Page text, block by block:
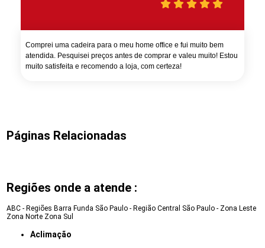
Comprei uma cadeira para o meu home office e fui muito bem
atendida. Pesquisei preços antes de comprar e valeu muito! Estou
muito satisfeita e recomendo a loja, com certeza!
Páginas Relacionadas
Regiões onde a atende :
ABC - Regiões Barra Funda São Paulo - Região Central São Paulo - Zona Leste
Zona Norte Zona Sul
Aclimação